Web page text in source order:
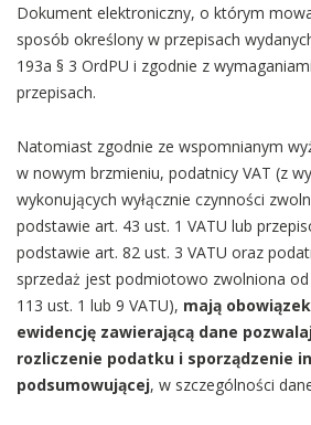
Dokument elektroniczny, o którym
sposób określony w przepisach
193a § 3 OrdPU i zgodnie z
przepisach.
Natomiast zgodnie ze wspomnianym
w nowym brzmieniu, podatnicy VAT (z
wykonujących wyłącznie czynności
podstawie art. 43 ust. 1 VATU lub
podstawie art. 82 ust. 3 VATU oraz
sprzedaż jest podmiotowo zwolniona
113 ust. 1 lub 9 VATU), mają
ewidencję zawierającą dane
rozliczenie podatku i sporządzenie
podsumowującej, w szczególności